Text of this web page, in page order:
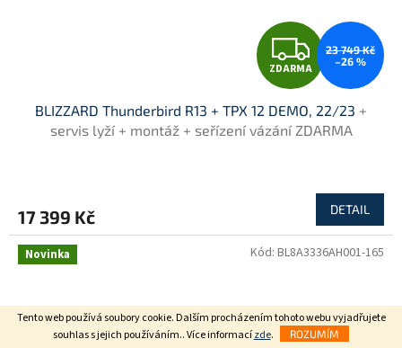
Tento web používá soubory cookie. Dalším procházením tohoto webu vyjadřujete
souhlas s jejich používáním.. Více informacízde. ROZUMÍM
Z
D
A
M
A
ZDARMA
23 749 Kč
–26 %
BLIZZARD Thunderbird R13 + TPX 12 DEMO, 22/23 +
servis lyží + montáž + seřízení vázání ZDARMA
17 399 Kč DETAIL
Novinka Kód: BL8A3336AH001-165